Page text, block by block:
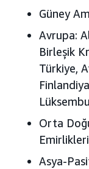
Güney
Avrupa:
Birleşik
Türkiye,
Orta
Asya-